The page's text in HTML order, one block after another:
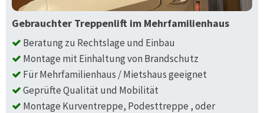
Gebrauchter Treppenlift im Mehrfamilienhaus
Beratung zu Rechtslage und Einbau
Montage mit Einhaltung von Brandschutz
Für Mehrfamilienhaus / Mietshaus geeignet
Geprüfte Qualität und Mobilität
Montage Kurventreppe, Podesttreppe , oder